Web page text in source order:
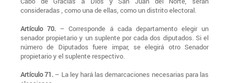
consideradas , como una de ellas, como un distrito electoral.
Artículo 70. – Corresponde á cada departamento elegir un
senador propietario y un suplente por cada dos diputados. Si el
número de Diputados fuere impar, se elegirá otro Senador
propietario y el suplente respectivo.
Artículo 71. – La ley hará las demarcaciones necesarias para las